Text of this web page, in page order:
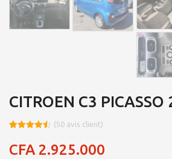
CITROEN C3 PICASSO
sur 5
basé sur
(50 avis client)
CFA 2.925.000